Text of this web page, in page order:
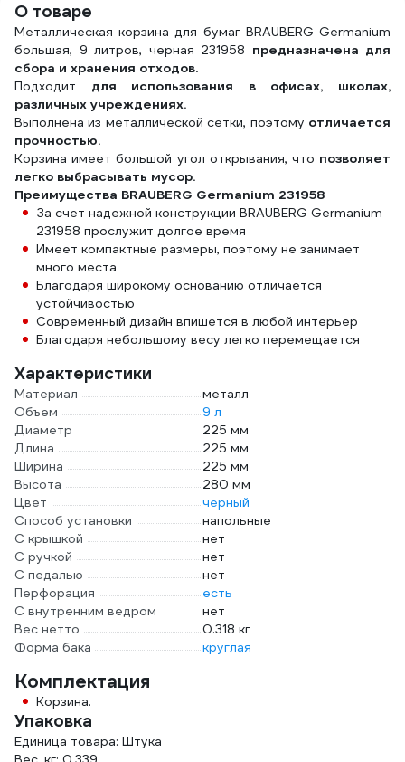
О товаре
Металлическая корзина для бумаг BRAUBERG Germanium
большая, 9 литров, черная 231958 предназначена для
сбора и хранения отходов.
Подходит для использования в офисах, школах,
различных учреждениях.
Выполнена из металлической сетки, поэтому отличается
прочностью.
Корзина имеет большой угол открывания, что позволяет
легко выбрасывать мусор.
Преимущества BRAUBERG Germanium 231958
За счет надежной конструкции BRAUBERG Germanium
231958 прослужит долгое время
Имеет компактные размеры, поэтому не занимает
много места
Благодаря широкому основанию отличается
устойчивостью
Современный дизайн впишется в любой интерьер
Благодаря небольшому весу легко перемещается
Характеристики
Материал
металл
Объем
9 л
Диаметр
225 мм
Длина
225 мм
Ширина
225 мм
Высота
280 мм
Цвет
черный
Способ установки
напольные
С крышкой
нет
С ручкой
нет
С педалью
нет
Перфорация
есть
С внутренним ведром
нет
Вес нетто
0.318 кг
Форма бака
круглая
Комплектация
Корзина.
Упаковка
Единица товара: Штука